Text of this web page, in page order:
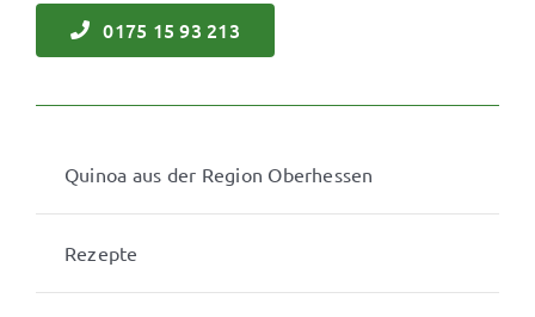
0175 15 93 213
Quinoa aus der Region Oberhessen
Rezepte